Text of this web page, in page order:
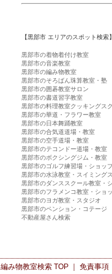
【黒部市 エリアのスポット検索】
黒部市の着物着付け教室
黒部市の音楽教室
黒部市の編み物教室
黒部市のそろばん珠算教室・塾
黒部市の囲碁教室サロン
黒部市の書道習字教室
黒部市の料理教室クッキングス
黒部市の華道・フラワー教室
黒部市の日本舞踊教室
黒部市の合気道道場・教室
黒部市の空手道場・教室
黒部市のテコンドー道場・教室
黒部市のボクシングジム・教室
黒部市のゴルフ練習場・ショッ
黒部市の水泳教室・スイミング
黒部市のダンススクール教室・
黒部市のフラメンコ教室・ショ
黒部市のヨガ教室・スタジオ
黒部市のペンション・コテージ
不動産屋さん検索
編み物教室検索TOP ｜ 免責事項